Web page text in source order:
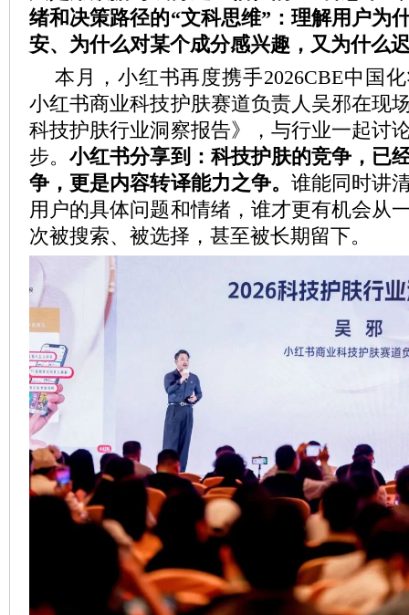
绪和决策路径的“文科思维”：理解用户为
安、为什么对某个成分感兴趣，又为什么
本月，小红书再度携手2026CBE中国
小红书商业科技护肤赛道负责人吴邪在现
科技护肤行业洞察报告》，与行业一起讨
步。小红书分享到： 科技护肤的竞争，已
争，更是内容转译能力之争。 谁能同时讲
用户的具体问题和情绪，谁才更有机会从
次被搜索、被选择，甚至被长期留下。